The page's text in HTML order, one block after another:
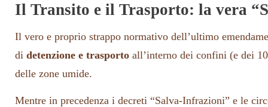
Il Transito e il Trasporto: la vera
Il vero e proprio strappo normativo dell’ultimo
di detenzione e trasporto all’interno dei confini (e dei
delle zone umide.
Mentre in precedenza i decreti “Salva-Infrazioni” e le